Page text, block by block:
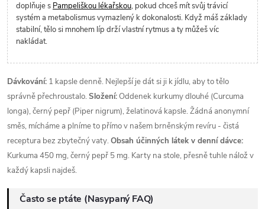
doplňuje s Pampeliškou lékařskou, pokud chceš mít svůj trávicí
systém a metabolismus vymazlený k dokonalosti. Když máš základy
stabilní, tělo si mnohem líp drží vlastní rytmus a ty můžeš víc
nakládat.
Dávkování: 1 kapsle denně. Nejlepší je dát si ji k jídlu, aby to tělo
správně přechroustalo.Složení: Oddenek kurkumy dlouhé (Curcuma
longa), černý pepř (Piper nigrum), želatinová kapsle. Žádná anonymní
směs, mícháme a plníme to přímo v našem brněnským revíru - čistá
receptura bez zbytečný vaty.Obsah účinných látek v denní dávce:
Kurkuma 450 mg, černý pepř 5 mg. Karty na stole, přesně tuhle nálož v
každý kapsli najdeš.
Často se ptáte (Nasypaný FAQ)